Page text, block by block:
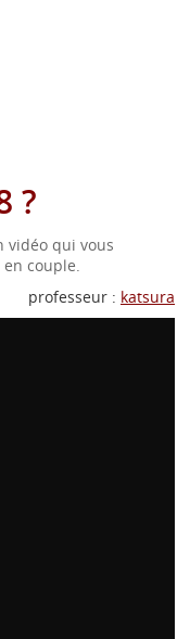
?
vidéo qui vous
couple.
professeur : katsura